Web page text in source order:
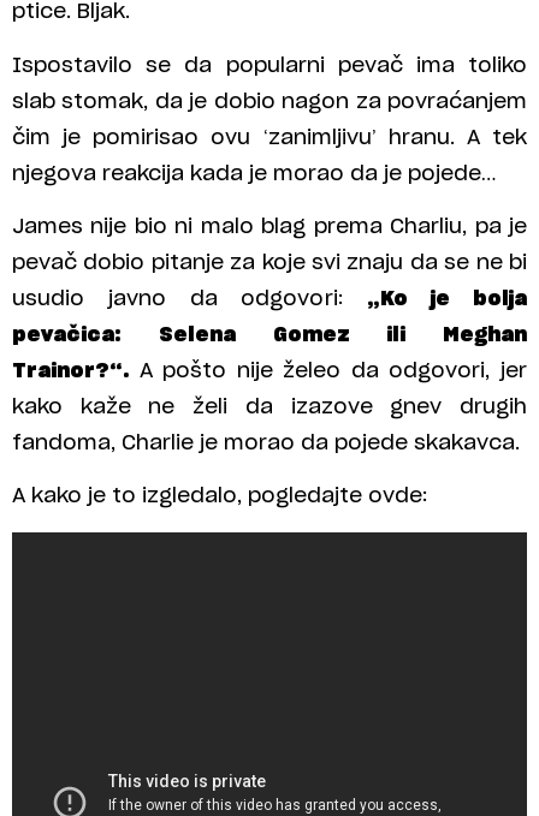
ptice. Bljak.
Ispostavilo se da popularni pevač ima toliko
slab stomak, da je dobio nagon za povraćanjem
čim je pomirisao ovu ‘zanimljivu’ hranu. A tek
njegova reakcija kada je morao da je pojede…
James nije bio ni malo blag prema Charliu, pa je
pevač dobio pitanje za koje svi znaju da se ne bi
usudio javno da odgovori: „Ko je bolja
pevačica: Selena Gomez ili Meghan
Trainor?“. A pošto nije želeo da odgovori, jer
kako kaže ne želi da izazove gnev drugih
fandoma, Charlie je morao da pojede skakavca.
A kako je to izgledalo, pogledajte ovde: